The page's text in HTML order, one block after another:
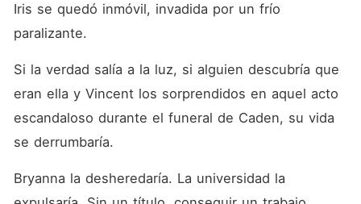
Iris se quedó inmóvil, invadida por un frío
paralizante.
Si la verdad salía a la luz, si alguien descubría que
eran ella y Vincent los sorprendidos en aquel acto
escandaloso durante el funeral de Caden, su vida
se derrumbaría.
Bryanna la desheredaría. La universidad la